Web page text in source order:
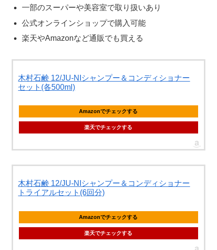
一部のスーパーや美容室で取り扱いあり
公式オンラインショップで購入可能
楽天やAmazonなど通販でも買える
木村石鹸 12/JU-NIシャンプー＆コンディショナー
セット(各500ml)
Amazonでチェックする
楽天でチェックする
木村石鹸 12/JU-NIシャンプー＆コンディショナー
トライアルセット(6回分)
Amazonでチェックする
楽天でチェックする